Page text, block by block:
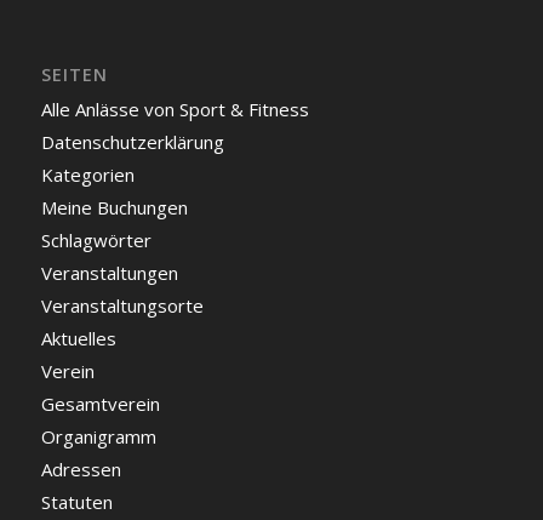
SEITEN
Alle Anlässe von Sport & Fitness
Datenschutzerklärung
Kategorien
Meine Buchungen
Schlagwörter
Veranstaltungen
Veranstaltungsorte
Aktuelles
Verein
Gesamtverein
Organigramm
Adressen
Statuten